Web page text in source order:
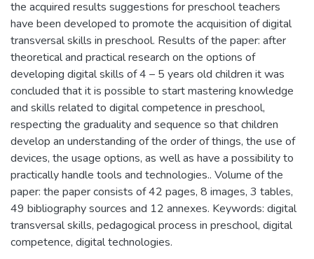
the acquired results suggestions for preschool teachers
have been developed to promote the acquisition of digital
transversal skills in preschool. Results of the paper: after
theoretical and practical research on the options of
developing digital skills of 4 – 5 years old children it was
concluded that it is possible to start mastering knowledge
and skills related to digital competence in preschool,
respecting the graduality and sequence so that children
develop an understanding of the order of things, the use of
devices, the usage options, as well as have a possibility to
practically handle tools and technologies.. Volume of the
paper: the paper consists of 42 pages, 8 images, 3 tables,
49 bibliography sources and 12 annexes. Keywords: digital
transversal skills, pedagogical process in preschool, digital
competence, digital technologies.